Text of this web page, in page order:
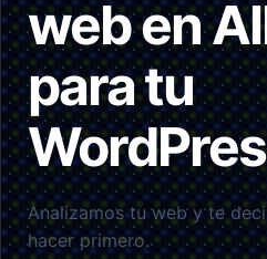
web en
para tu
Analizamos tu web y te
hacer primero.